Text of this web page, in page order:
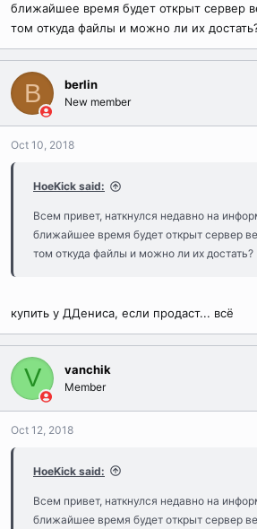
e
r
ближайшее время будет открыт сервер
том откуда файлы и можно ли их
B berlin
New member
Oct 10, 2018
HoeKick said:
Всем привет, наткнулся недавно на
ближайшее время будет открыт сервер
том откуда файлы и можно ли их достать?
купить у ДДениса, если продаст... всё
V vanchik
Member
Oct 12, 2018
HoeKick said:
Всем привет, наткнулся недавно на
ближайшее время будет открыт сервер